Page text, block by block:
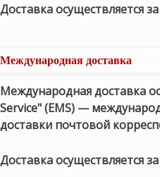
Доставка осуществляется
Международная доставка
Международная доставка
Service" (EMS) —
доставки почтовой
Доставка осуществляется